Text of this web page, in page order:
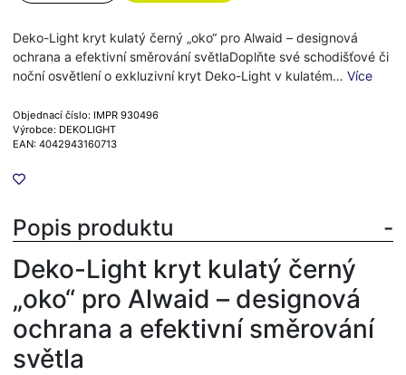
Deko-Light kryt kulatý černý „oko“ pro Alwaid – designová
ochrana a efektivní směrování světlaDoplňte své schodišťové či
noční osvětlení o exkluzivní kryt Deko-Light v kulatém… Více
Objednací číslo: IMPR 930496
Výrobce: DEKOLIGHT
EAN: 4042943160713
Popis produktu
Deko-Light kryt kulatý černý
„oko“ pro Alwaid – designová
ochrana a efektivní směrování
světla